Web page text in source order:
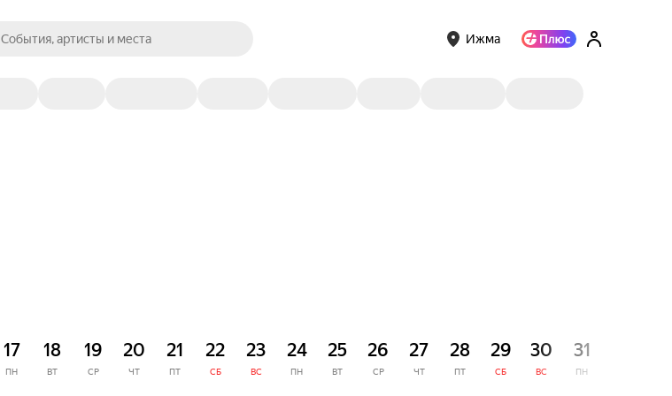
События, артисты и места Ижма
17
ПН
18
ВТ
19
СР
20
ЧТ
21
ПТ
22
СБ
23
ВС
24
ПН
25
ВТ
26
СР
27
ЧТ
28
ПТ
29
СБ
30
ВС
31
ПН